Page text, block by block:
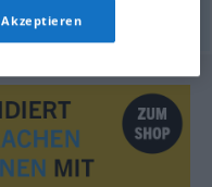
Akzeptieren